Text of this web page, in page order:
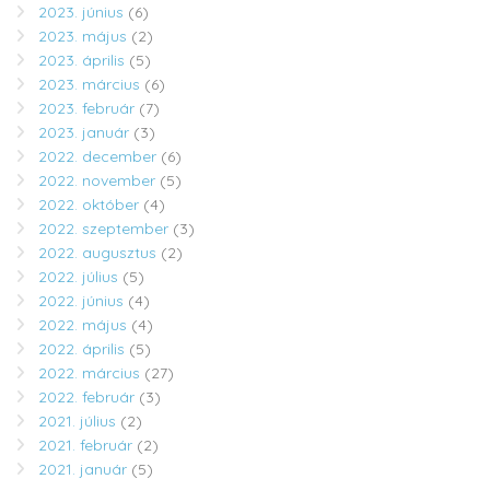
2023. június (6)
2023. május (2)
2023. április (5)
2023. március (6)
2023. február (7)
2023. január (3)
2022. december (6)
2022. november (5)
2022. október (4)
2022. szeptember (3)
2022. augusztus (2)
2022. július (5)
2022. június (4)
2022. május (4)
2022. április (5)
2022. március (27)
2022. február (3)
2021. július (2)
2021. február (2)
2021. január (5)